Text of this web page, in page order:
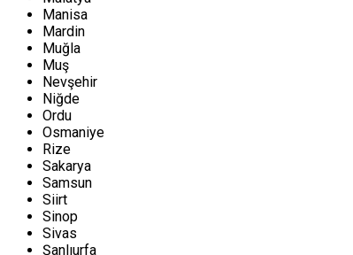
Manisa
Mardin
Muğla
Muş
Nevşehir
Niğde
Ordu
Osmaniye
Rize
Sakarya
Samsun
Siirt
Sinop
Sivas
Şanlıurfa